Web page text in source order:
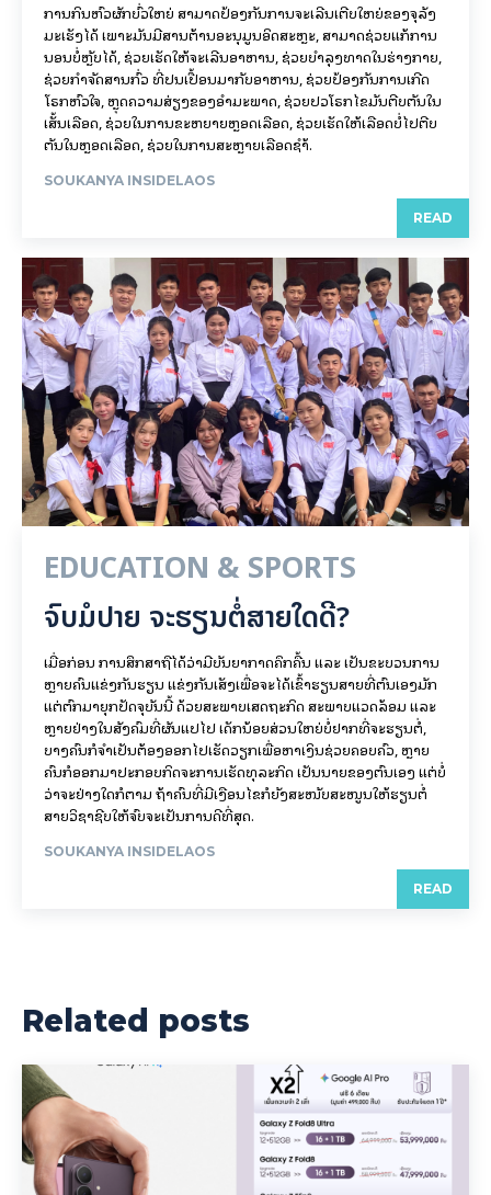
ການກິນຫົວຜັກບົ່ວໃຫຍ່ ສາມາດປ້ອງກັນການຈະເລີນເຕີບໃຫຍ່ຂອງຈຸລັງ
ມະເຮັງໄດ້ ເພາະມັນມີສານຕ້ານອະນຸມູນອິດສະຫຼະ, ສາມາດຊ່ວຍແກ້ການ
ນອນບໍ່ຫຼັບໄດ້, ຊ່ວຍເຮັດໃຫ້ຈະເລີນອາຫານ, ຊ່ວຍບຳລຸງທາດໃນຮ່າງກາຍ,​
ຊ່ວຍກຳຈັດສານກົ່ວ ທີ່ປົນເປື້ອນມາກັບອາຫານ, ຊ່ວຍປ້ອງກັນການເກີດ
ໂຣກຫົວໃຈ,​ ຫຼຸດຄວາມສ່ຽງຂອງອຳມະພາດ, ຊ່ວຍປົວໂຣກໄຂມັນຕີບຕັນໃນ
ເສັ້ນເລືອດ, ຊ່ວຍໃນການຂະຫຍາຍຫຼອດເລືອດ, ຊ່ວຍເຮັດໃຫ້ເລືອດບໍ່ໄປຕີບ
ຕັນໃນຫຼອດເລືອດ, ຊ່ວຍໃນການສະຫຼາຍເລືອດຊຳ້.
SOUKANYA INSIDELAOS
READ
EDUCATION & SPORTS
ຈົບມໍປາຍ ຈະຮຽນຕໍ່ສາຍໃດດີ?
ເມື່ອກ່ອນ ການສຶກສາຖືໄດ້ວ່າມີບັນຍາກາດຄຶກຄື້ນ ແລະ ເປັນຂະບວນການ
ຫຼາຍຄົນແຂ່ງກັນຮຽນ ແຂ່ງກັນເສັງເພື່ອຈະໄດ້ເຂົ້າຮຽນສາຍທີ່ຕົນເອງມັກ
ແຕ່ຕົກມາຍຸກປັດຈຸບັນນີ້ ດ້ວຍສະພາບເສດຖະກິດ ສະພາບແວດລ້ອມ ແລະ
ຫຼາຍຢ່າງໃນສັງຄົມທີ່ຜັນແປໄປ ເດັກນ້ອຍສ່ວນໃຫຍ່ບໍ່ຢາກທີ່ຈະຮຽນຕໍ່,
ບາງຄົນກໍຈຳເປັນຕ້ອງອອກໄປເຮັດວຽກເພື່ອຫາເງິນຊ່ວຍຄອບຄົວ, ຫຼາຍ
ຄົນກໍອອກມາປະກອບກິດຈະການເຮັດທຸລະກິດ ເປັນນາຍຂອງຕົນເອງ ແຕ່ບໍ່
ວ່າຈະຢ່າງໃດກໍຕາມ ຖ້າຄົນທີ່ມີເງືອນໄຂກໍຍັງສະໜັບສະໜູນໃຫ້ຮຽນຕໍ່
ສາຍວິຊາຊີບໃຫ້ຈົບຈະເປັນການດີທີ່ສຸດ.
SOUKANYA INSIDELAOS
READ
Related posts